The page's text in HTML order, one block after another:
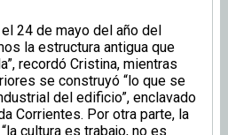
24 de mayo del año del
la estructura antigua que
recordó Cristina, mientras
se construyó “lo que se
del edificio”, enclavado
Corrientes. Por otra parte, la
cultura es trabajo, no es